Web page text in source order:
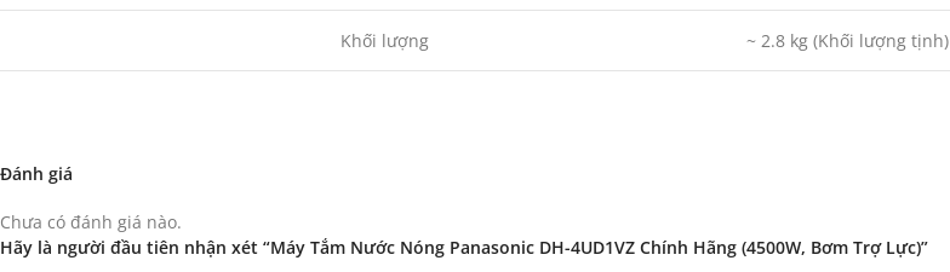
Khối lượng ~ 2.8 kg (Khối lượng tịnh)
Đánh giá
Chưa có đánh giá nào.
Hãy là người đầu tiên nhận xét “Máy Tắm Nước Nóng Panasonic DH-4UD1VZ Chính Hãng (4500W, Bơm Trợ Lực)”